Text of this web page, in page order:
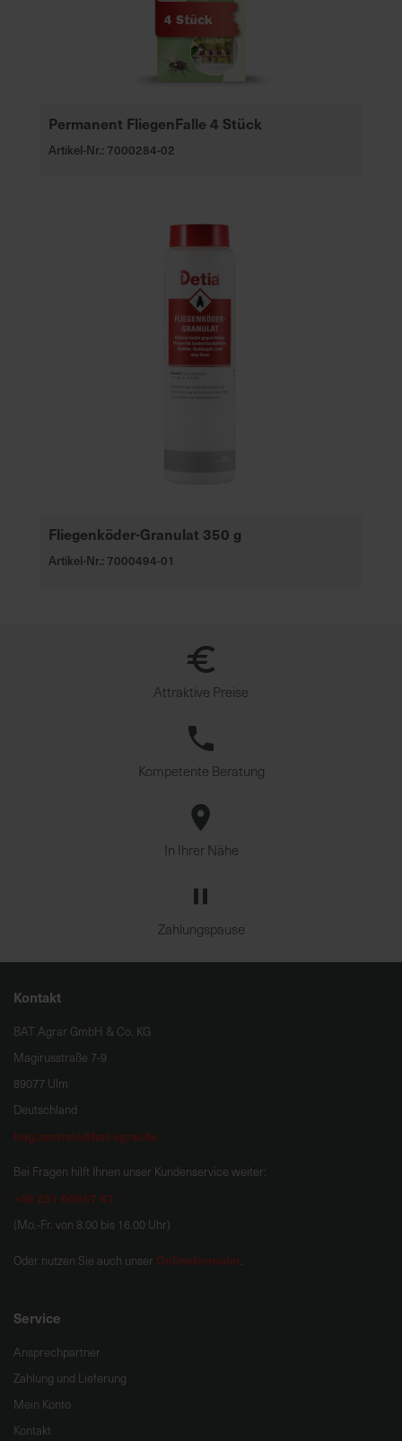
Permanent FliegenFalle 4 Stück
Artikel-Nr.: 7000284-02
Fliegenköder-Granulat 350 g
Artikel-Nr.: 7000494-01
Attraktive Preise
Kompetente Beratung
In Ihrer Nähe
Zahlungspause
Kontakt
BAT Agrar GmbH & Co. KG
Magirusstraße 7-9
89077 Ulm
Deutschland
hug.zentrale@bat-agrar.de
Bei Fragen hilft Ihnen unser Kundenservice weiter:
+49 251 60957 47
(Mo.-Fr. von 8.00 bis 16.00 Uhr)
Oder nutzen Sie auch unser Onlineformular.
Service
Ansprechpartner
Zahlung und Lieferung
Mein Konto
Kontakt